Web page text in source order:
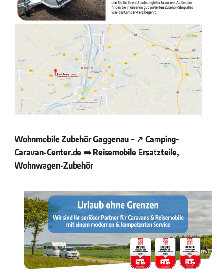
Wohnmobile Zubehör Gaggenau – ↗️ Camping-
Caravan-Center.de ➡️ Reisemobile Ersatzteile,
Wohnwagen-Zubehör